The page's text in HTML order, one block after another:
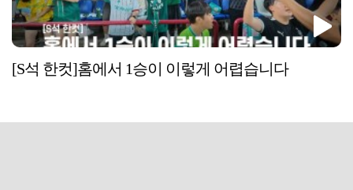
[S석 한컷]홈에서 1승이 이렇게 어렵습니다